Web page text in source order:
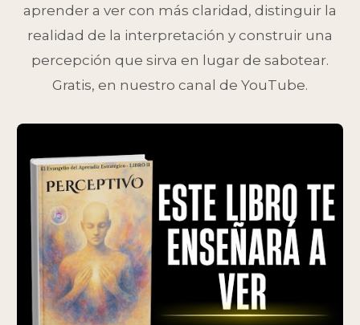
aprender a ver con más claridad, distinguir la
realidad de la interpretación y construir una
percepción que sirva en lugar de sabotear.
Gratis, en nuestro canal de YouTube.